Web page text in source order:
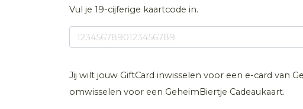
Vul je 19-cijferige kaartcode in.
Jij wilt jouw GiftCard inwisselen voor een e-card van
omwisselen voor een GeheimBiertje Cadeaukaart.